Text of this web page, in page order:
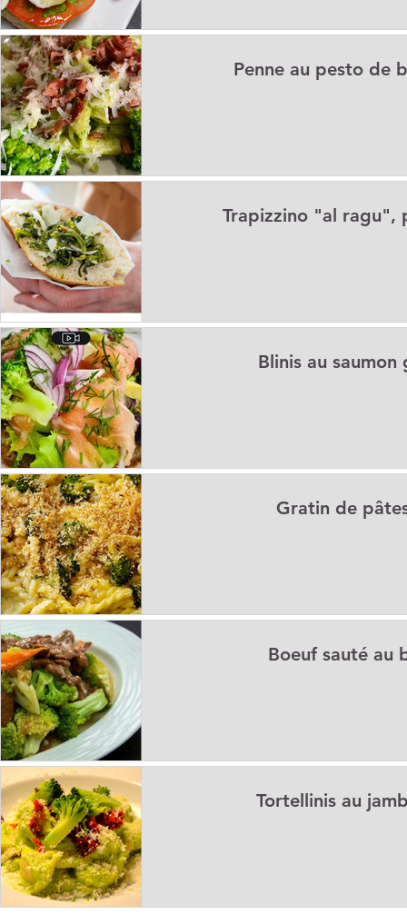
Penne au pesto de
Trapizzino "al ragu",
Blinis au
Gratin de
Boeuf sauté au
Tortellinis au